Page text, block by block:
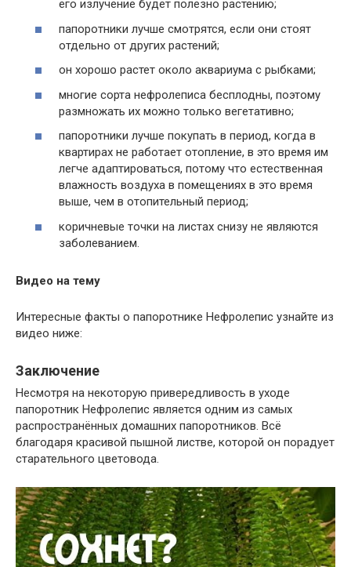
его излучение будет полезно растению;
папоротники лучше смотрятся, если они стоят
отдельно от других растений;
он хорошо растет около аквариума с рыбками;
многие сорта нефролеписа бесплодны, поэтому
размножать их можно только вегетативно;
папоротники лучше покупать в период, когда в
квартирах не работает отопление, в это время им
легче адаптироваться, потому что естественная
влажность воздуха в помещениях в это время
выше, чем в отопительный период;
коричневые точки на листах снизу не являются
заболеванием.
Видео на тему
Интересные факты о папоротнике Нефролепис узнайте из
видео ниже:
Заключение
Несмотря на некоторую привередливость в уходе
папоротник Нефролепис является одним из самых
распространённых домашних папоротников. Всё
благодаря красивой пышной листве, которой он порадует
старательного цветовода.